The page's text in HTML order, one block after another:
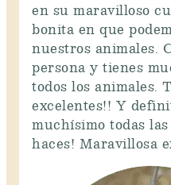
en su maravilloso
bonita en que
nuestros animales.
persona y tienes
todos los animales.
excelentes!! Y
muchísimo todas
haces! Maravillosa